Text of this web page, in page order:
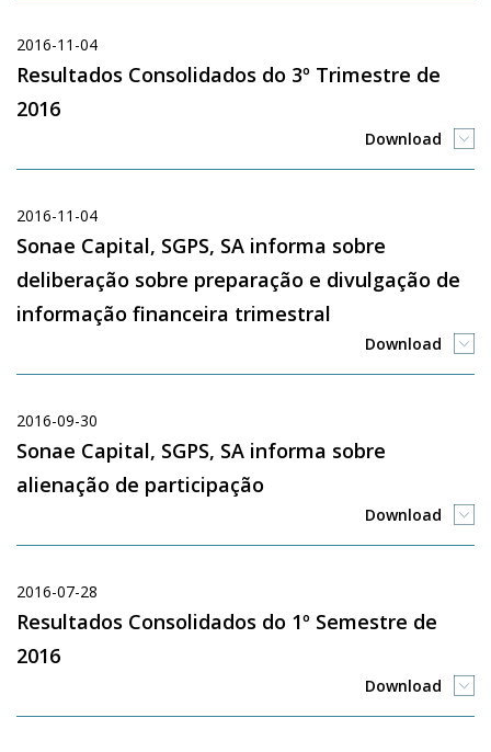
2016-11-04
Resultados Consolidados do 3º Trimestre de
2016
Download
2016-11-04
Sonae Capital, SGPS, SA informa sobre
deliberação sobre preparação e divulgação de
informação financeira trimestral
Download
2016-09-30
Sonae Capital, SGPS, SA informa sobre
alienação de participação
Download
2016-07-28
Resultados Consolidados do 1º Semestre de
2016
Download